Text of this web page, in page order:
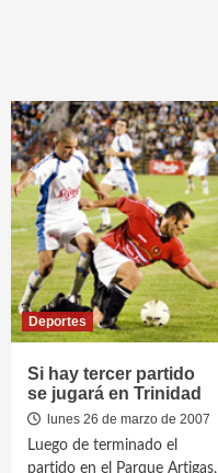
Deportes
Si hay tercer partido
se jugará en Trinidad
lunes 26 de marzo de 2007
Luego de terminado el
partido en el Parque Artigas,